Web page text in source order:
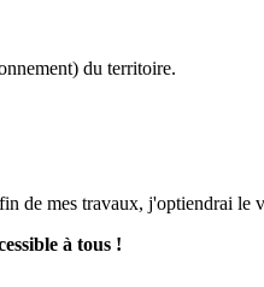
du territoire.
de mes travaux, j'optiendrai le
à tous !